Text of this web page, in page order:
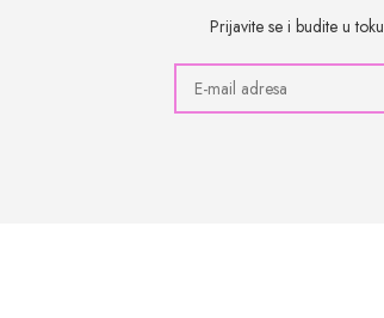
Prijavite se i budite u